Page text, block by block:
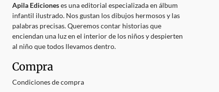
Apila Edicioneses una editorial especializada en álbum
infantil ilustrado. Nos gustan los dibujos hermosos y las
palabras precisas. Queremos contar historias que
enciendan una luz en el interior de los niños y despierten
al niño que todos llevamos dentro.
Compra
Condiciones de compra